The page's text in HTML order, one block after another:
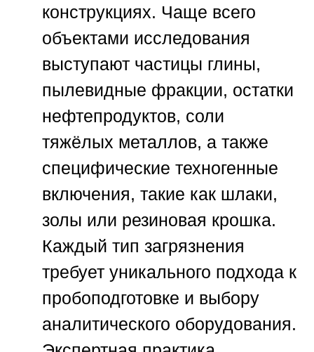
конструкциях. Чаще всего
объектами исследования
выступают частицы глины,
пылевидные фракции, остатки
нефтепродуктов, соли
тяжёлых металлов, а также
специфические техногенные
включения, такие как шлаки,
золы или резиновая крошка.
Каждый тип загрязнения
требует уникального подхода к
пробоподготовке и выбору
аналитического оборудования.